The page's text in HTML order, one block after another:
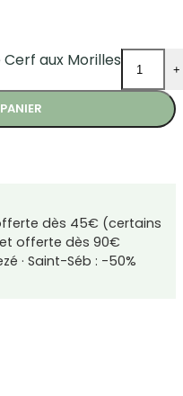
aux Morilles +
dès 45€ (certains
offerte dès 90€
· Saint-Séb : -50%